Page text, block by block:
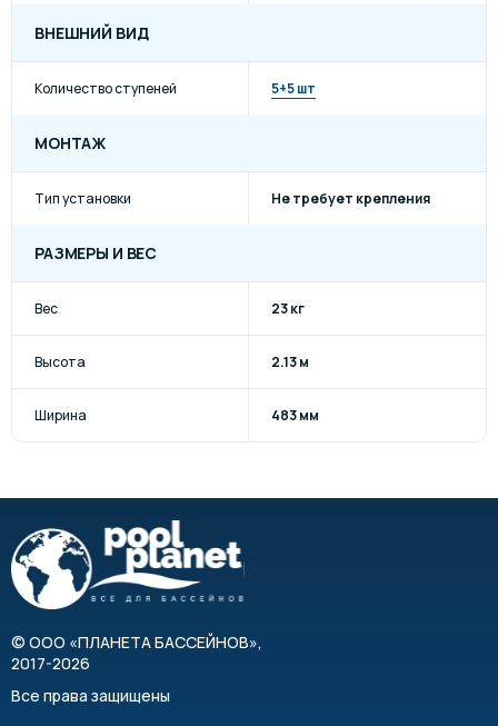
ВНЕШНИЙ ВИД
Количество ступеней 5+5 шт
МОНТАЖ
Тип установки Не требует крепления
РАЗМЕРЫ И ВЕС
Вес 23 кг
Высота 2.13 м
Ширина 483 мм
© ООО «ПЛАНЕТА БАССЕЙНОВ»,
2017-2026
Все права защищены